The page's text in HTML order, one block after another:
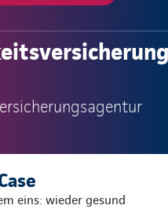
eins: wieder gesund